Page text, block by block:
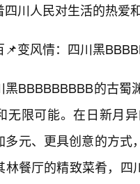
四川人民对生活的热爱
📌变风情：四川黑
黑BBBBBBBBB的古蜀
无限可能。在日新月
多元、更具创意的方
林餐厅的精致菜肴，